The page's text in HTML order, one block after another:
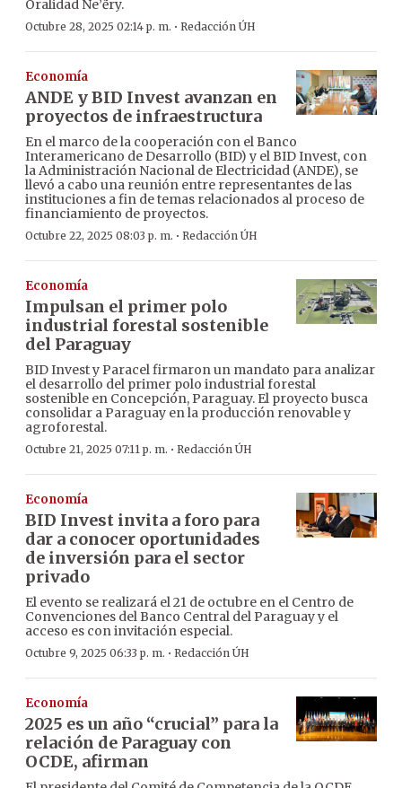
Oralidad Ñe’ẽry.
Octubre 28, 2025 02:14 p. m. · Redacción ÚH
Economía
ANDE y BID Invest avanzan en
proyectos de infraestructura
En el marco de la cooperación con el Banco
Interamericano de Desarrollo (BID) y el BID Invest, con
la Administración Nacional de Electricidad (ANDE), se
llevó a cabo una reunión entre representantes de las
instituciones a fin de temas relacionados al proceso de
financiamiento de proyectos.
Octubre 22, 2025 08:03 p. m. · Redacción ÚH
Economía
Impulsan el primer polo
industrial forestal sostenible
del Paraguay
BID Invest y Paracel firmaron un mandato para analizar
el desarrollo del primer polo industrial forestal
sostenible en Concepción, Paraguay. El proyecto busca
consolidar a Paraguay en la producción renovable y
agroforestal.
Octubre 21, 2025 07:11 p. m. · Redacción ÚH
Economía
BID Invest invita a foro para
dar a conocer oportunidades
de inversión para el sector
privado
El evento se realizará el 21 de octubre en el Centro de
Convenciones del Banco Central del Paraguay y el
acceso es con invitación especial.
Octubre 9, 2025 06:33 p. m. · Redacción ÚH
Economía
2025 es un año “crucial” para la
relación de Paraguay con
OCDE, afirman